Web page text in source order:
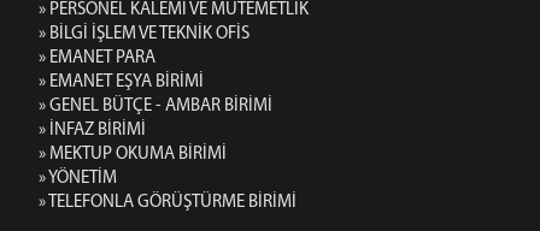
» PERSONEL KALEMİ VE MUTEMETLİK
» BİLGİ İŞLEM VE TEKNİK OFİS
» EMANET PARA
» EMANET EŞYA BİRİMİ
» GENEL BÜTÇE - AMBAR BİRİMİ
» İNFAZ BİRİMİ
» MEKTUP OKUMA BİRİMİ
» YÖNETİM
» TELEFONLA GÖRÜŞTÜRME BİRİMİ